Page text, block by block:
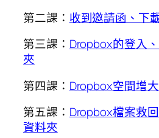
第二課： 收到邀請函、下
第三課： Dropbox的登入
夾
第四課： Dropbox空間增
第五課： Dropbox檔案救
資料夾